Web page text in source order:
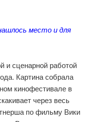
место и для
и сценарной работой
Картина собрала
кинофестивале в
через весь
по фильму Вики